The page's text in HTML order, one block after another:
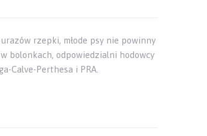
rzepki, młode psy nie powinny
bolonkach, odpowiedzialni hodowcy
Calve-Perthesa i PRA.